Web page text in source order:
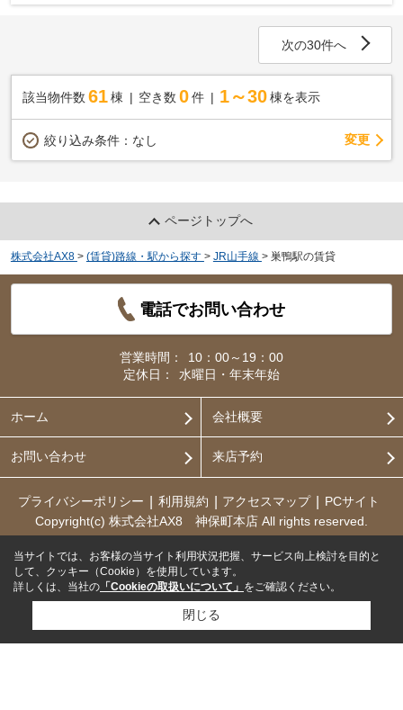
次の30件へ
該当物件数 61棟 空き数 0 件 1～30 棟を表示
絞り込み条件： なし 変更
ページトップへ
株式会社AX8 > (賃貸)路線・駅から探す > JR山手線 > 巣鴨駅の賃貸
電話でお問い合わせ
営業時間：
10：00～19：00
定休日：
水曜日・年末年始
ホーム 会社概要
お問い合わせ 来店予約
プライバシーポリシー 利用規約 アクセスマップ
PCサイト
Copyright(c) 株式会社AX8 神保町本店 All rights reserved.
当サイトでは、お客様の当サイト利用状況把握、サービス向上検討を目的と
して、クッキー（Cookie）を使用しています。
詳しくは、当社の 「Cookieの取扱いについて」 をご確認ください。
閉じる